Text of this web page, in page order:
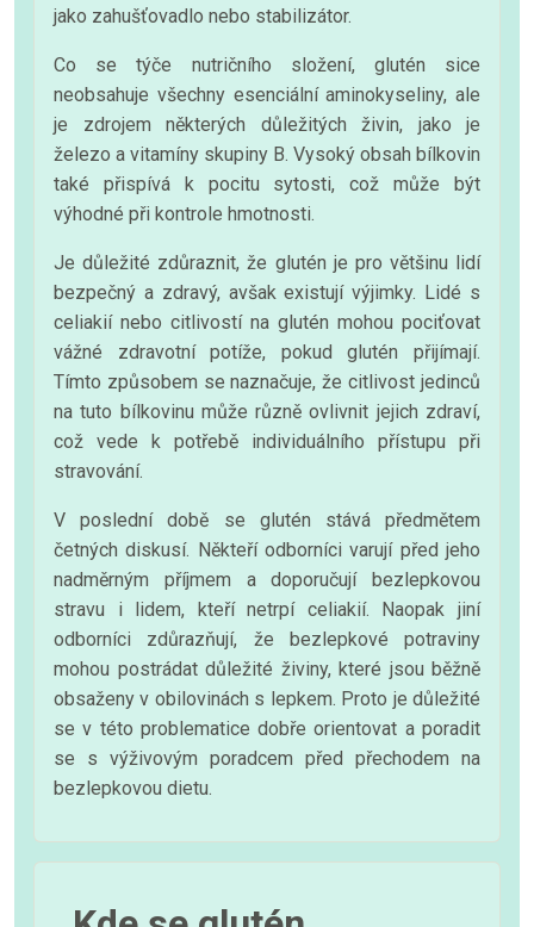
jako zahušťovadlo nebo stabilizátor.
Co se týče nutričního složení, glutén sice
neobsahuje všechny esenciální aminokyseliny, ale
je zdrojem některých důležitých živin, jako je
železo a vitamíny skupiny B. Vysoký obsah bílkovin
také přispívá k pocitu sytosti, což může být
výhodné při kontrole hmotnosti.
Je důležité zdůraznit, že glutén je pro většinu lidí
bezpečný a zdravý, avšak existují výjimky. Lidé s
celiakií nebo citlivostí na glutén mohou pociťovat
vážné zdravotní potíže, pokud glutén přijímají.
Tímto způsobem se naznačuje, že citlivost jedinců
na tuto bílkovinu může různě ovlivnit jejich zdraví,
což vede k potřebě individuálního přístupu při
stravování.
V poslední době se glutén stává předmětem
četných diskusí. Někteří odborníci varují před jeho
nadměrným příjmem a doporučují bezlepkovou
stravu i lidem, kteří netrpí celiakií. Naopak jiní
odborníci zdůrazňují, že bezlepkové potraviny
mohou postrádat důležité živiny, které jsou běžně
obsaženy v obilovinách s lepkem. Proto je důležité
se v této problematice dobře orientovat a poradit
se s výživovým poradcem před přechodem na
bezlepkovou dietu.